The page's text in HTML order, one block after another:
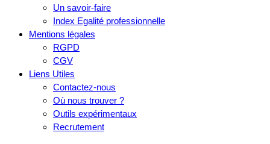
Un savoir-faire
Index Egalité professionnelle
Mentions légales
RGPD
CGV
Liens Utiles
Contactez-nous
Où nous trouver ?
Outils expérimentaux
Recrutement